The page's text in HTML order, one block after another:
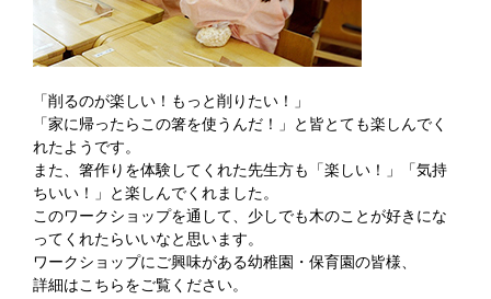
「削るのが楽しい！もっと削りたい！」
「家に帰ったらこの箸を使うんだ！」と皆とても楽しんでく
れたようです。
また、箸作りを体験してくれた先生方も「楽しい！」「気持
ちいい！」と楽しんでくれました。
このワークショップを通して、少しでも木のことが好きにな
ってくれたらいいなと思います。
ワークショップにご興味がある幼稚園・保育園の皆様、
詳細はこちらをご覧ください。